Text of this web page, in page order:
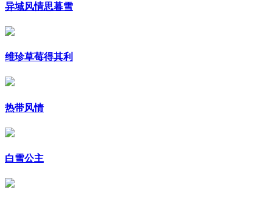
异域风情思暮雪
维珍草莓得其利
热带风情
白雪公主